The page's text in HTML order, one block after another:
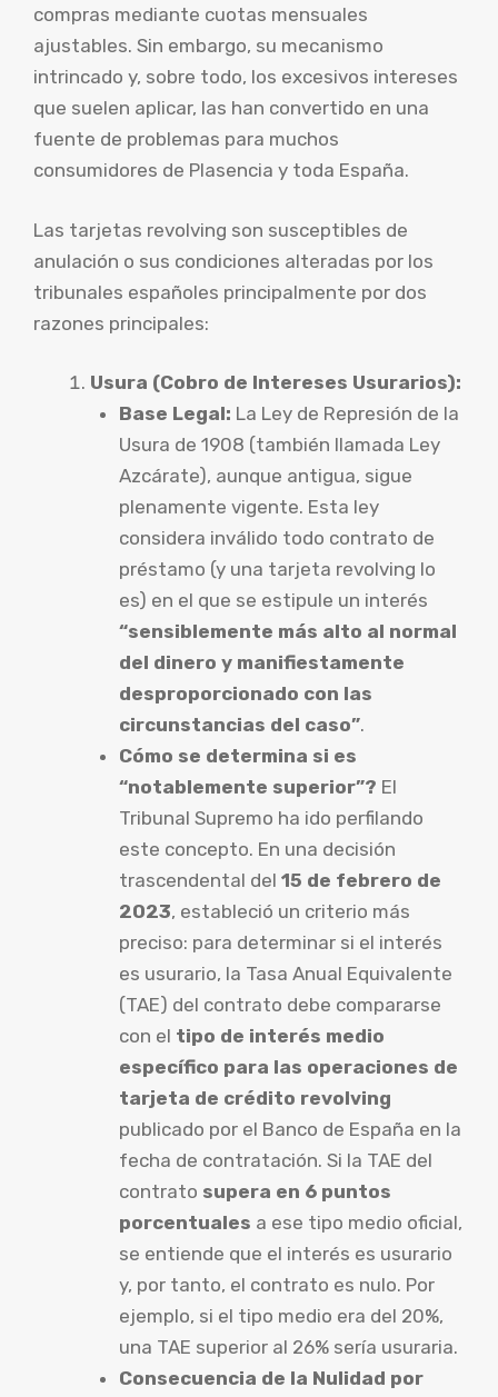
compras mediante cuotas mensuales
ajustables. Sin embargo, su mecanismo
intrincado y, sobre todo, los excesivos intereses
que suelen aplicar, las han convertido en una
fuente de problemas para muchos
consumidores de Plasencia y toda España.
Las tarjetas revolving son susceptibles de
anulación o sus condiciones alteradas por los
tribunales españoles principalmente por dos
razones principales:
Usura (Cobro de Intereses Usurarios):
Base Legal: La Ley de Represión de la
Usura de 1908 (también llamada Ley
Azcárate), aunque antigua, sigue
plenamente vigente. Esta ley
considera inválido todo contrato de
préstamo (y una tarjeta revolving lo
es) en el que se estipule un interés
“sensiblemente más alto al normal
del dinero y manifiestamente
desproporcionado con las
circunstancias del caso”.
Cómo se determina si es
“notablemente superior”? El
Tribunal Supremo ha ido perfilando
este concepto. En una decisión
trascendental del 15 de febrero de
2023, estableció un criterio más
preciso: para determinar si el interés
es usurario, la Tasa Anual Equivalente
(TAE) del contrato debe compararse
con el tipo de interés medio
específico para las operaciones de
tarjeta de crédito revolving
publicado por el Banco de España en la
fecha de contratación. Si la TAE del
contrato supera en 6 puntos
porcentuales a ese tipo medio oficial,
se entiende que el interés es usurario
y, por tanto, el contrato es nulo. Por
ejemplo, si el tipo medio era del 20%,
una TAE superior al 26% sería usuraria.
Consecuencia de la Nulidad por